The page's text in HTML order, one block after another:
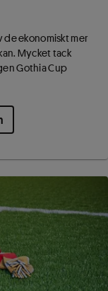
de ekonomiskt mer
Mycket tack
Gothia Cup